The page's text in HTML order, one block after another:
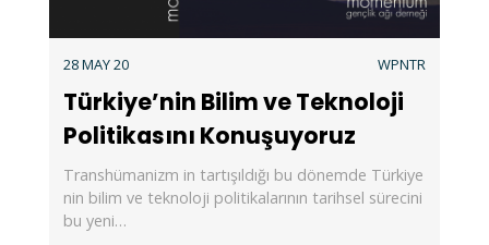
28 MAY 20 WPNTR
Türkiye’nin Bilim ve Teknoloji
Politikasını Konuşuyoruz
Transhümanizm in tartışıldığı bu dönemde Türkiye
nin bilim ve teknoloji politikalarının tarihsel sürecini
bu yeni…